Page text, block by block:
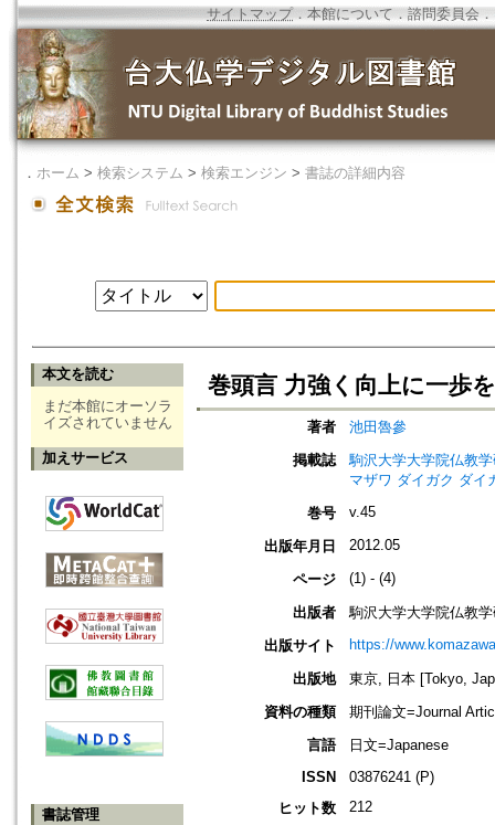
サイトマップ．本館について ． 諮問委員会 ．
． ホーム > 検索システム > 検索エンジン > 書誌の詳細内容
本文を読む
まだ本館にオーソラ
イズされていません
加えサービス
書誌管理
巻頭言 力強く向上に一歩
著者
池田魯參
掲載誌
駒沢大学大学院仏教
マザワ ダイガク ダイ
巻号
v.45
出版年月日 2012.05
ページ (1) - (4)
出版者
駒沢大学大学院仏教
出版サイト
https://
出版地
東京, 日本 [Tokyo,
資料の種類
期刊論文=Journal
言語
日文=Japanese
ISSN
03876241 (P)
ヒット数
212